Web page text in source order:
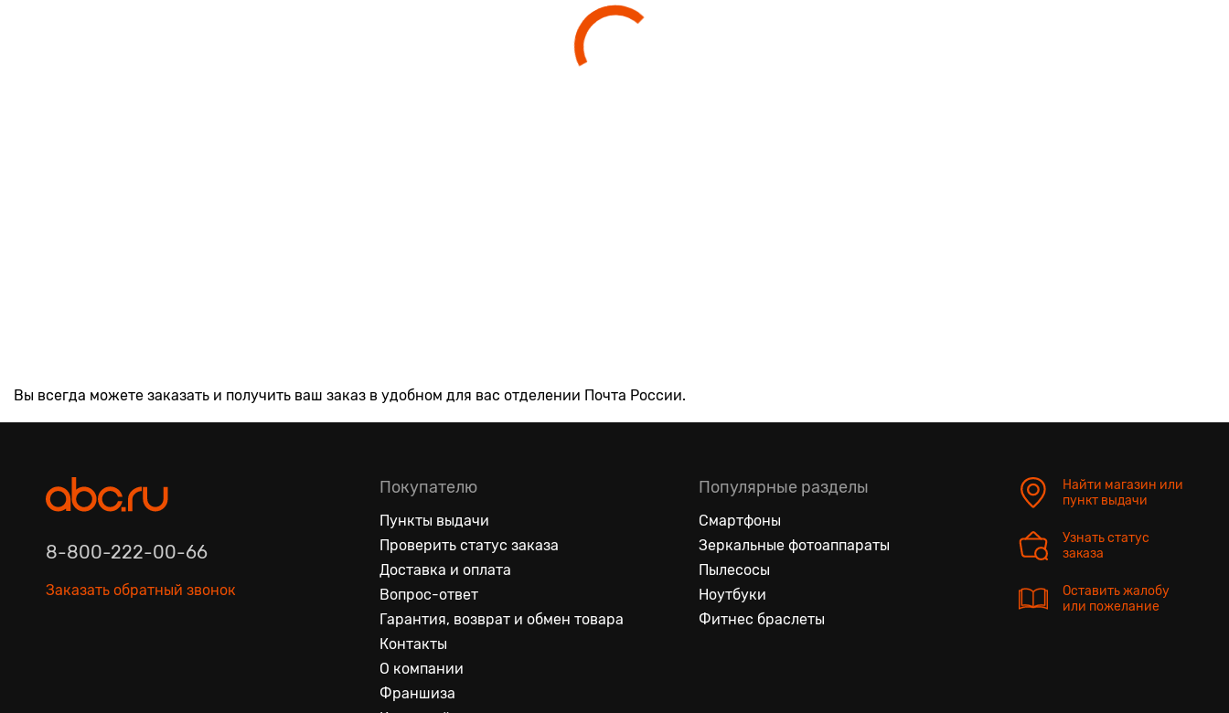
Вы всегда можете заказать и получить ваш заказ в удобном для вас отделении Почта России.
8-800-222-00-66
Заказать обратный звонок
Покупателю
Пункты выдачи
Проверить статус заказа
Доставка и оплата
Вопрос-ответ
Гарантия, возврат и обмен товара
Контакты
О компании
Франшиза
Популярные разделы
Смартфоны
Зеркальные фотоаппараты
Пылесосы
Ноутбуки
Фитнес браслеты
Найти магазин или
пункт выдачи
Узнать статус
заказа
Оставить жалобу
или пожелание